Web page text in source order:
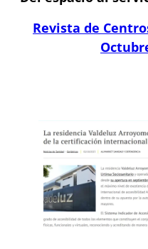
Revista de